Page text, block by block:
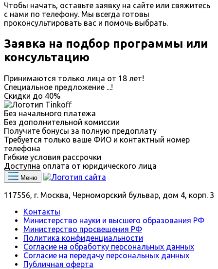
Чтобы начать, оставьте заявку на сайте или свяжитесь
с нами по телефону. Мы всегда готовы
проконсультировать вас и помочь выбрать.
Заявка на подбор программы или
консультацию
Принимаются только лица от 18 лет!
Специальное предложение
!
Скидки до 40%
Без начального платежа
Без дополнительной комиссии
Получите бонусы за полную предоплату
Требуется только ваше ФИО и контактный номер
телефона
Гибкие условия рассрочки
Доступна оплата от юридического лица
Меню
117556, г. Москва, Черноморский бульвар, дом 4, корп. 3
Контакты
Министерство науки и высшего образования РФ
Министерство просвещения РФ
Политика конфиденциальности
Согласие на обработку персональных данных
Согласие на передачу персональных данных
Публичная оферта